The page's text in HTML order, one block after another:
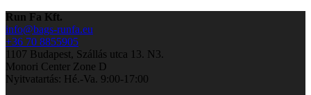
Run Fa Kft.
info@bags-runfa.eu
+36 70 8855905
1107 Budapest, Szállás utca 13. N3.
Monori Center Zone D
Nyitvatartás: Hé.-Va. 9:00-17:00